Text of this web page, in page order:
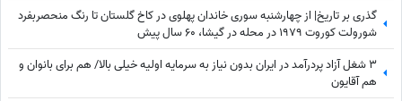
گذری بر تاریخ| از چهارشنبه سوری خاندان پهلوی در کاخ گلستان تا رنگ منحصربفرد
شورولت کوروت 1979 در محله در گیشا، 60 سال پیش
3 شغل آزاد پردرآمد در ایران بدون نیاز به سرمایه اولیه خیلی بالا/ هم برای بانوان و
هم آقایون